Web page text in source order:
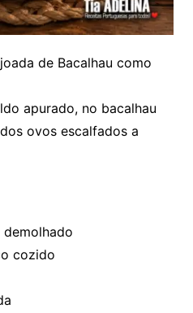
de Bacalhau como
apurado, no bacalhau
ovos escalfados a
cozido